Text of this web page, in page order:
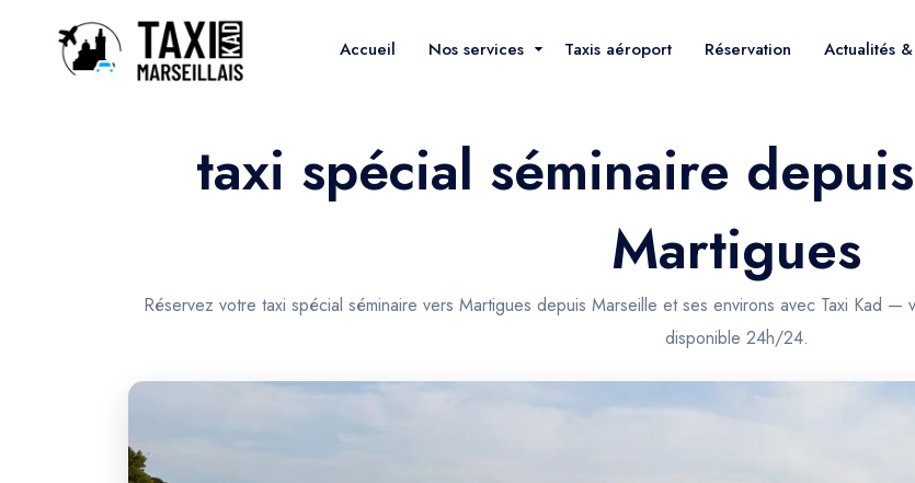
Accueil Nos services Taxis aéroport Réservation Actualités
taxi spécial séminaire
Martigues
Réservez votre taxi spécial séminaire vers Martigues depuis Marseille et ses environs avec Taxi Kad
disponible 24h/24.